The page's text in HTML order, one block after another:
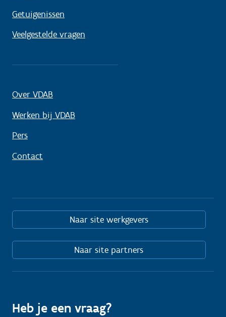
Getuigenissen
Veelgestelde vragen
Over VDAB
Werken bij VDAB
Pers
Contact
Naar site werkgevers
Naar site partners
Heb je een vraag?